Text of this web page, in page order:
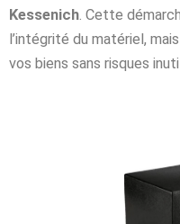
Kessenich. Cette
l’intégrité du matériel,
vos biens sans risques